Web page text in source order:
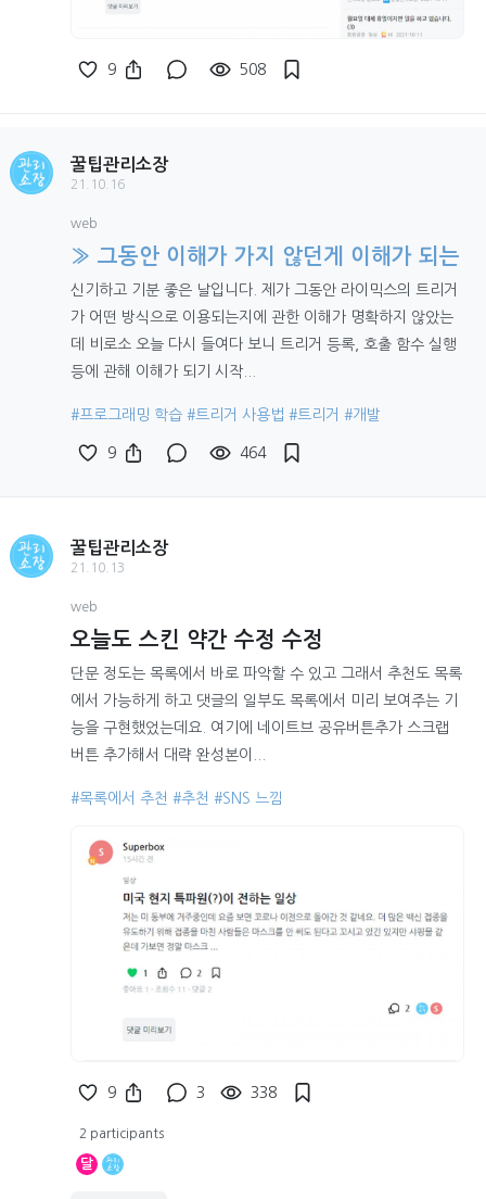
9 508
꿀팁관리소장
21.10.16
web
» 그동안 이해가 가지 않던게 이해가 되는
신기하고 기분 좋은 날입니다. 제가 그동안 라이믹스의 트리거
가 어떤 방식으로 이용되는지에 관한 이해가 명확하지 않았는
데 비로소 오늘 다시 들여다 보니 트리거 등록, 호출 함수 실행
등에 관해 이해가 되기 시작...
#프로그래밍 학습 #트리거 사용법 #트리거 #개발
9 464
꿀팁관리소장
21.10.13
web
오늘도 스킨 약간 수정 수정
단문 정도는 목록에서 바로 파악할 수 있고 그래서 추천도 목록
에서 가능하게 하고 댓글의 일부도 목록에서 미리 보여주는 기
능을 구현했었는데요. 여기에 네이트브 공유버튼추가 스크랩
버튼 추가해서 대략 완성본이...
#목록에서 추천 #추천 #SNS 느낌
9 3 338
2 participants
달